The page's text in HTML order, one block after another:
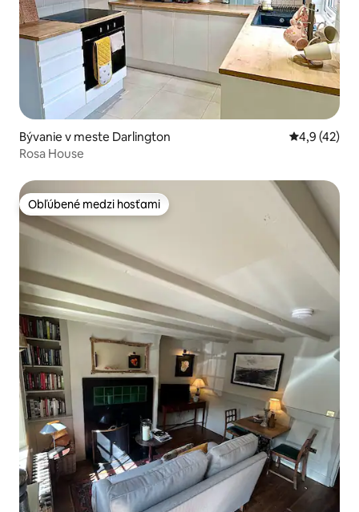
Bývanie v meste Darlington Priemerné
4,9 (42)
Rosa House
Obľúbené medzi hosťami
Obľúbené medzi hosťami